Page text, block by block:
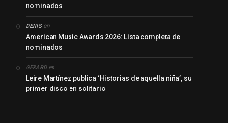
nominados
DENISen
American Music Awards 2026: Lista completa de
nominados
GERARDen
Leire Martínez publica ‘Historias de aquella niña’, su
primer disco en solitario